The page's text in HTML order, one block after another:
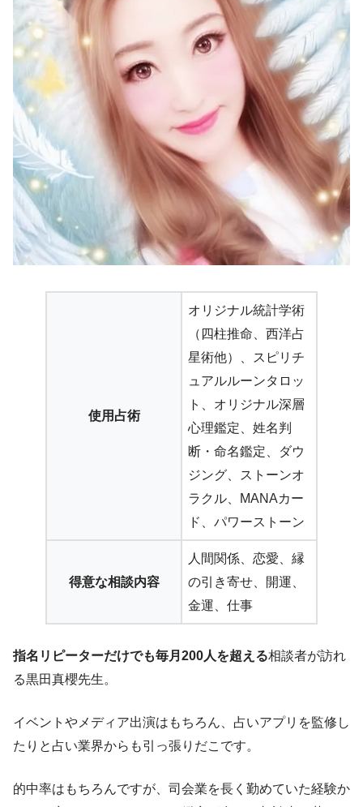
使用占術
オリジナル統計学術
（四柱推命、西洋占
星術他）、スピリチ
ュアルルーンタロッ
ト、オリジナル深層
心理鑑定、姓名判
断・命名鑑定、ダウ
ジング、ストーンオ
ラクル、MANAカー
ド、パワーストーン
得意な相談内容
人間関係、恋愛、縁
の引き寄せ、開運、
金運、仕事
指名リピーターだけでも毎月200人を超える相談者が訪れ
る黒田真櫻先生。
イベントやメディア出演はもちろん、占いアプリを監修し
たりと占い業界からも引っ張りだこです。
的中率はもちろんですが、司会業を長く勤めていた経験か